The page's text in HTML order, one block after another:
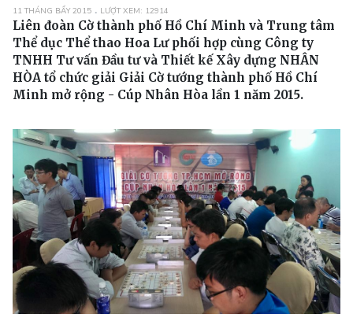
11 THÁNG BẨY 2015 LƯỢT XEM: 12914
Liên đoàn Cờ thành phố Hồ Chí Minh và Trung tâm
Thể dục Thể thao Hoa Lư phối hợp cùng Công ty
TNHH Tư vấn Đầu tư và Thiết kế Xây dựng NHÂN
HÒA tổ chức giải Giải Cờ tướng thành phố Hồ Chí
Minh mở rộng - Cúp Nhân Hòa lần 1 năm 2015.